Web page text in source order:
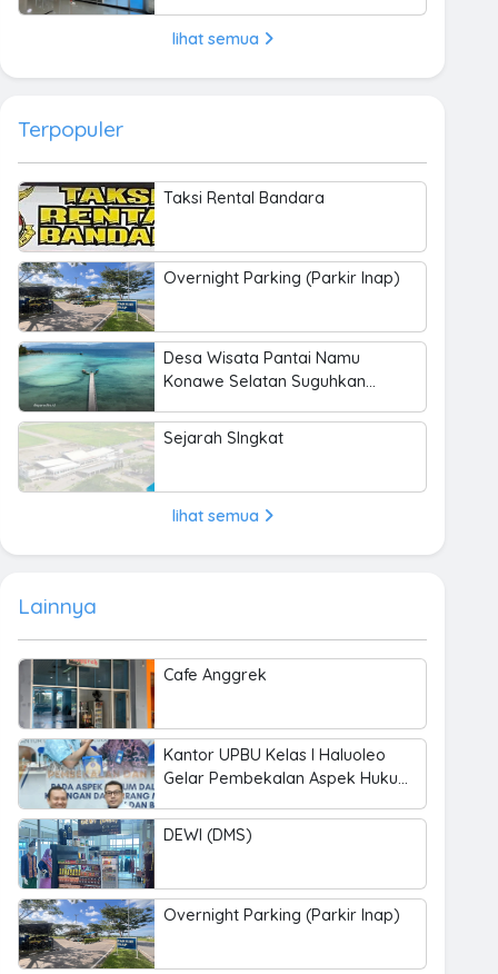
lihat semua
Terpopuler
Taksi Rental Bandara
Overnight Parking (Parkir Inap)
Desa Wisata Pantai Namu
Konawe Selatan Suguhkan
Kearifan Lokal
Sejarah SIngkat
lihat semua
Lainnya
Cafe Anggrek
Kantor UPBU Kelas I Haluoleo
Gelar Pembekalan Aspek Hukum
dan BMN
DEWI (DMS)
Overnight Parking (Parkir Inap)